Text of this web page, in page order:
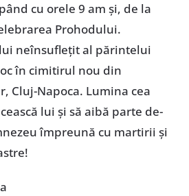
cu orele 9 am şi, de la
Prohodului.
neînsufleţit al părintelui
în cimitirul nou din
Cluj-Napoca. Lumina cea
lui şi să aibă parte de-
împreună cu martirii şi